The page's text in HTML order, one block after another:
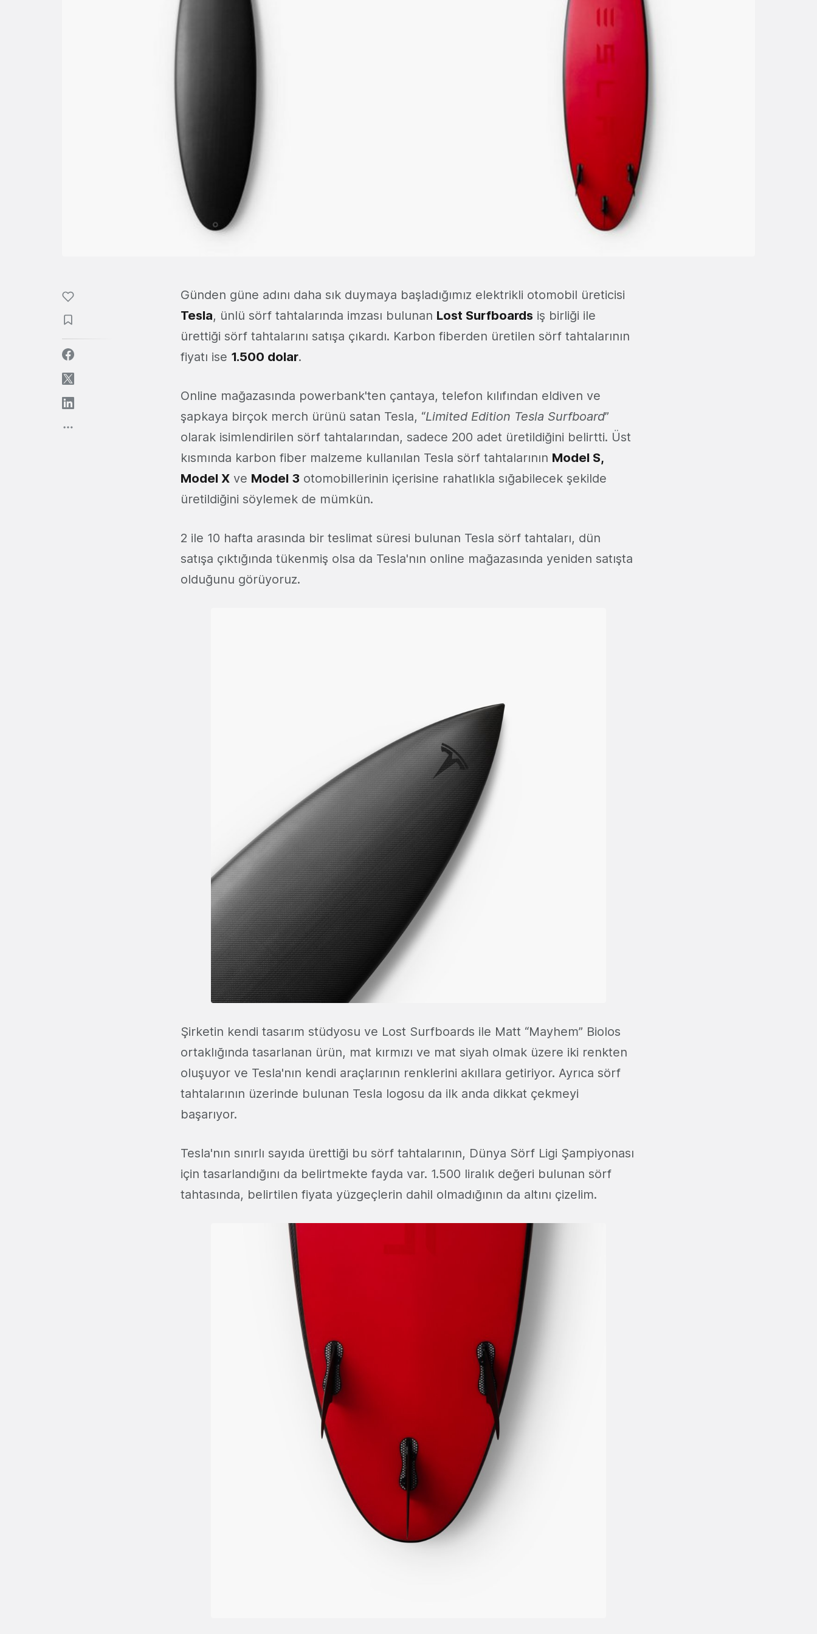
Günden güne adını daha sık duymaya başladığımız elektrikli otomobil üreticisi
Tesla, ünlü sörf tahtalarında imzası bulunan Lost Surfboards iş birliği ile
ürettiği sörf tahtalarını satışa çıkardı. Karbon fiberden üretilen sörf tahtalarının
fiyatı ise 1.500 dolar.
Online mağazasında powerbank'ten çantaya, telefon kılıfından eldiven ve
şapkaya birçok merch ürünü satan Tesla, “Limited Edition Tesla Surfboard”
olarak isimlendirilen sörf tahtalarından, sadece 200 adet üretildiğini belirtti. Üst
kısmında karbon fiber malzeme kullanılan Tesla sörf tahtalarının Model S,
Model X ve Model 3 otomobillerinin içerisine rahatlıkla sığabilecek şekilde
üretildiğini söylemek de mümkün.
2 ile 10 hafta arasında bir teslimat süresi bulunan Tesla sörf tahtaları, dün
satışa çıktığında tükenmiş olsa da Tesla'nın online mağazasında yeniden satışta
olduğunu görüyoruz.
Şirketin kendi tasarım stüdyosu ve Lost Surfboards ile Matt “Mayhem” Biolos
ortaklığında tasarlanan ürün, mat kırmızı ve mat siyah olmak üzere iki renkten
oluşuyor ve Tesla'nın kendi araçlarının renklerini akıllara getiriyor. Ayrıca sörf
tahtalarının üzerinde bulunan Tesla logosu da ilk anda dikkat çekmeyi
başarıyor.
Tesla'nın sınırlı sayıda ürettiği bu sörf tahtalarının, Dünya Sörf Ligi Şampiyonası
için tasarlandığını da belirtmekte fayda var. 1.500 liralık değeri bulunan sörf
tahtasında, belirtilen fiyata yüzgeçlerin dahil olmadığının da altını çizelim.